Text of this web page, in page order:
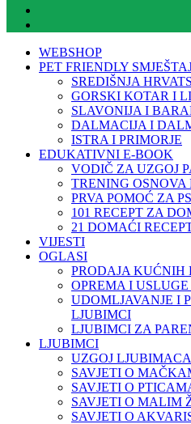
WEBSHOP
PET FRIENDLY
SREDIŠNJA
GORSKI KOTAR I
SLAVONIJA I
DALMACIJA I
ISTRA I PRIMORJE
EDUKATIVNI E-BOOK
VODIČ ZA UZGOJ
TRENING OSNOVA
PRVA POMOĆ ZA
101 RECEPT ZA
21 DOMAĆI
VIJESTI
OGLASI
PRODAJA KUĆNIH
OPREMA I
UDOMLJAVANJE I
LJUBIMCI
LJUBIMCI ZA
LJUBIMCI
UZGOJ LJUBIMACA
SAVJETI O
SAVJETI O
SAVJETI O MALIM
SAVJETI O